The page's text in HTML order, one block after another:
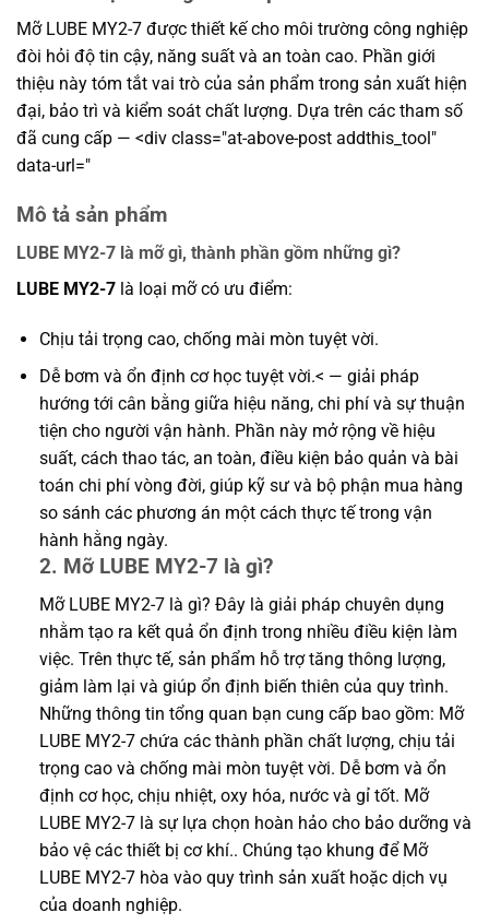
Mỡ LUBE MY2-7 được thiết kế cho môi trường công nghiệp
đòi hỏi độ tin cậy, năng suất và an toàn cao. Phần giới
thiệu này tóm tắt vai trò của sản phẩm trong sản xuất hiện
đại, bảo trì và kiểm soát chất lượng. Dựa trên các tham số
đã cung cấp — <div class="at-above-post addthis_tool"
data-url="
Mô tả sản phẩm
LUBE MY2-7 là mỡ gì, thành phần gồm những gì?
LUBE MY2-7 là loại mỡ có ưu điểm:
Chịu tải trọng cao, chống mài mòn tuyệt vời.
Dễ bơm và ổn định cơ học tuyệt vời.< — giải pháp
hướng tới cân bằng giữa hiệu năng, chi phí và sự thuận
tiện cho người vận hành. Phần này mở rộng về hiệu
suất, cách thao tác, an toàn, điều kiện bảo quản và bài
toán chi phí vòng đời, giúp kỹ sư và bộ phận mua hàng
so sánh các phương án một cách thực tế trong vận
hành hằng ngày.
2. Mỡ LUBE MY2-7 là gì?
Mỡ LUBE MY2-7 là gì? Đây là giải pháp chuyên dụng
nhằm tạo ra kết quả ổn định trong nhiều điều kiện làm
việc. Trên thực tế, sản phẩm hỗ trợ tăng thông lượng,
giảm làm lại và giúp ổn định biến thiên của quy trình.
Những thông tin tổng quan bạn cung cấp bao gồm: Mỡ
LUBE MY2-7 chứa các thành phần chất lượng, chịu tải
trọng cao và chống mài mòn tuyệt vời. Dễ bơm và ổn
định cơ học, chịu nhiệt, oxy hóa, nước và gỉ tốt. Mỡ
LUBE MY2-7 là sự lựa chọn hoàn hảo cho bảo dưỡng và
bảo vệ các thiết bị cơ khí.. Chúng tạo khung để Mỡ
LUBE MY2-7 hòa vào quy trình sản xuất hoặc dịch vụ
của doanh nghiệp.